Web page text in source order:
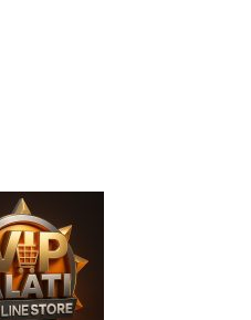
- EMKO60 quantity